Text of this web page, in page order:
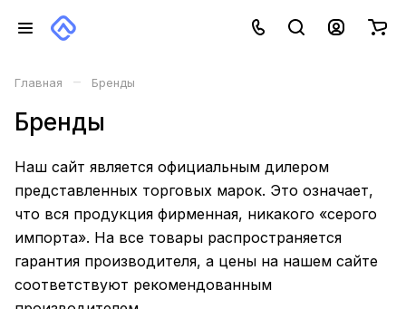
Главная – Бренды
Бренды
Наш сайт является официальным дилером
представленных торговых марок. Это означает,
что вся продукция фирменная, никакого «серого
импорта». На все товары распространяется
гарантия производителя, а цены на нашем сайте
соответствуют рекомендованным